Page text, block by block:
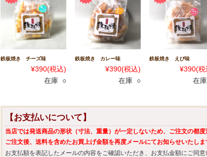
鉄板焼き チーズ味
¥390(税込)
在庫 ○
鉄板焼き カレー味
¥390(税込)
在庫 ○
鉄板焼き えび味
¥390(税
在
【お支払いについて】
当店では発送商品の形状（寸法、重量）が一定しないため、ご注文の都度
ご注文後、送料を含めたお買上げ金額を再度メールにてお知らせいたしま
お支払額を表記したメールの内容をご確認いただき、お支払金額にご同意